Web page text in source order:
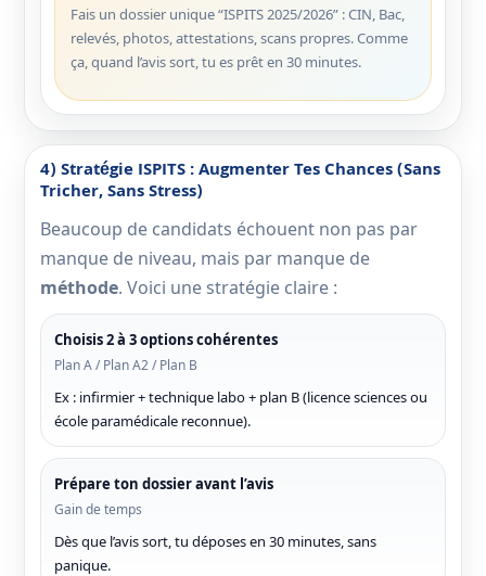
Fais un dossier unique “ISPITS 2025/2026” : CIN, Bac,
relevés, photos, attestations, scans propres. Comme
ça, quand l’avis sort, tu es prêt en 30 minutes.
4) Stratégie ISPITS : Augmenter Tes Chances (sans
Tricher, Sans Stress)
Beaucoup de candidats échouent non pas par
manque de niveau, mais par manque de
méthode. Voici une stratégie claire :
Choisis 2 à 3 options cohérentes
Plan A / Plan A2 / Plan B
Ex : infirmier + technique labo + plan B (licence sciences ou
école paramédicale reconnue).
Prépare ton dossier avant l’avis
Gain de temps
Dès que l’avis sort, tu déposes en 30 minutes, sans
panique.